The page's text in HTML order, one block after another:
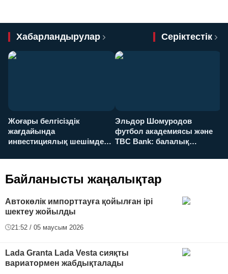
Хабарландырулар Серіктестік
Жоғары белгісіздік
жағдайында
инвестициялық шешімдер
Эльдор Шомуродов
футбол академиясы және
TBC Bank: балалық
футболға дейін
Байланысты жаңалықтар
Автокөлік импорттауға қойылған ірі
шектеу жойылды
21:52 / 05 маусым 2026
Lada Granta Lada Vesta сияқты
вариатормен жабдықталады